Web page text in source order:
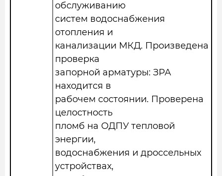
обслуживанию
систем водоснабжения
отопления и
канализации МКД. Произведена
проверка
запорной арматуры: ЗРА
находится в
рабочем состоянии. Проверена
целостность
пломб на ОДПУ тепловой
энергии,
водоснабжения и дроссельных
устройствах,